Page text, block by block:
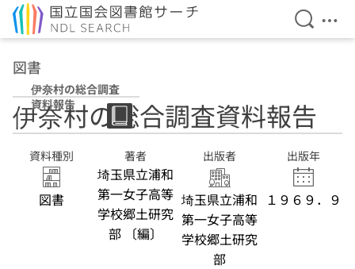
検索を
メ
図書
伊奈村の総合調査
資料報告
伊奈村の総合調査資料報告
資料種別
図書
著者
埼玉県立浦和
第一女子高等
学校郷土研究
部 〔編〕
出版者
埼玉県立浦和
第一女子高等
学校郷土研究
部
出版年
１９６９．９